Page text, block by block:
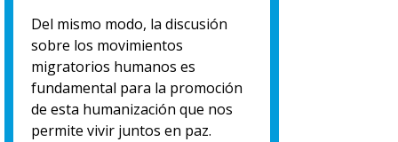
Del mismo modo, la discusión
sobre los movimientos
migratorios humanos es
fundamental para la promoción
de esta humanización que nos
permite vivir juntos en paz.